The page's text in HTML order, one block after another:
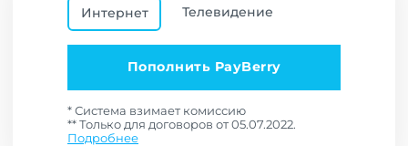
Интернет Телевидение
Пополнить PayBerry
* Система взимает комиссию
** Только для договоров от 05.07.2022.
Подробнее